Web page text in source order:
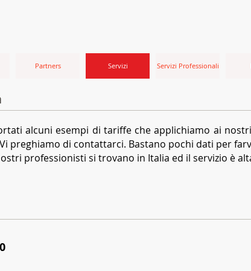
Partners Servizi Servizi Professionali
alcuni esempi di tariffe che applichiamo ai
preghiamo di contattarci. Bastano pochi dati per
professionisti si trovano in Italia ed il servizio è